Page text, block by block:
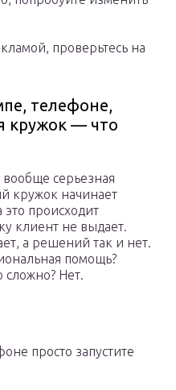
проверьтесь на
телефоне,
кружок — что
вообще серьезная
кружок начинает
это происходит
клиент не выдает.
а решений так и нет.
помощь?
сложно? Нет.
просто запустите